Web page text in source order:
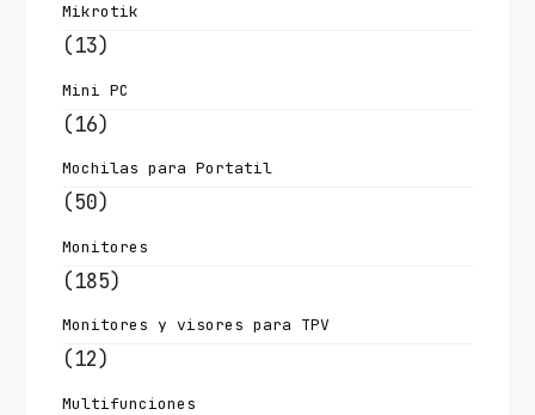
Mikrotik
(13)
Mini PC
(16)
Mochilas para Portatil
(50)
Monitores
(185)
Monitores y visores para TPV
(12)
Multifunciones